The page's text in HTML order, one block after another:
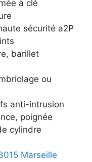
à clé
sécurité a2P
barillet
ou
anti-intrusion
poignée
cylindre
Marseille